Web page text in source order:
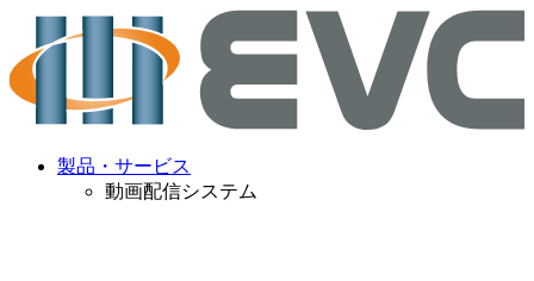
製品・サービス
動画配信システム